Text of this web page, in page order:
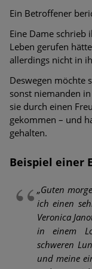
Ein Betroffener
Eine Dame schrieb
Leben gerufen
allerdings nicht in
Deswegen möchte
sonst niemanden
sie durch einen
gekommen – und
gehalten.
Beispiel einer
„Guten
ich einen
Veronica
in einem
schweren
und meine